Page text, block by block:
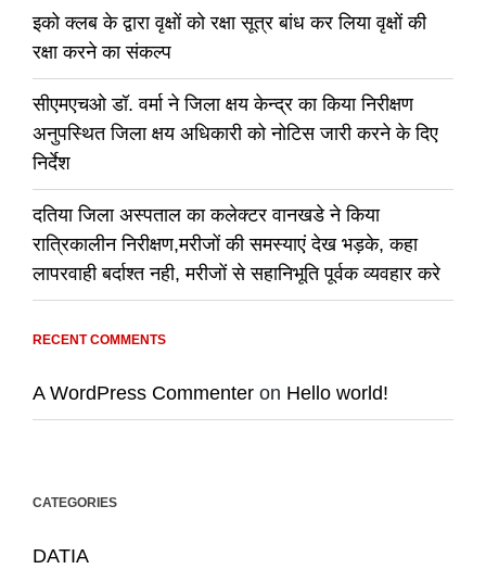
इको क्लब के द्वारा वृक्षों को रक्षा सूत्र बांध कर लिया वृक्षों की
रक्षा करने का संकल्प
सीएमएचओ डॉ. वर्मा ने जिला क्षय केन्द्र का किया निरीक्षण
अनुपस्थित जिला क्षय अधिकारी को नोटिस जारी करने के दिए
निर्देश
दतिया जिला अस्पताल का कलेक्टर वानखडे ने किया
रात्रिकालीन निरीक्षण,मरीजों की समस्याएं देख भड़के, कहा
लापरवाही बर्दाश्त नही, मरीजों से सहानिभूति पूर्वक व्यवहार करे
RECENT COMMENTS
A WordPress Commenter on Hello world!
CATEGORIES
DATIA